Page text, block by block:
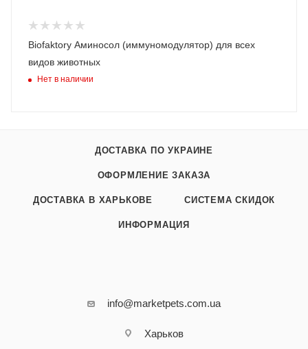
Biofaktory Аминосол (иммуномодулятор) для всех
видов животных
Нет в наличии
ДОСТАВКА ПО УКРАИНЕ
ОФОРМЛЕНИЕ ЗАКАЗА
ДОСТАВКА В ХАРЬКОВЕ СИСТЕМА СКИДОК
ИНФОРМАЦИЯ
info@marketpets.com.ua
Харьков